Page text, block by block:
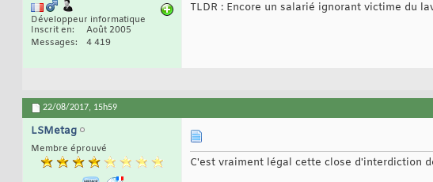
Développeur informatique
Inscrit en
Août 2005
Messages
4 419
TLDR : Encore un salarié ignorant victime du
22/08/2017, 15h59
LSMetag
Membre éprouvé
C'est vraiment légal cette close d'interdiction